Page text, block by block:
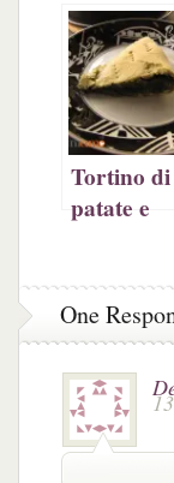
in
una
nuova
finestra)
Tortino di
patate e
One